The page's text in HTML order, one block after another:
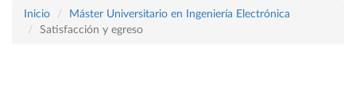
Inicio
Máster Universitario en Ingeniería Electrónica
Satisfacción y egreso